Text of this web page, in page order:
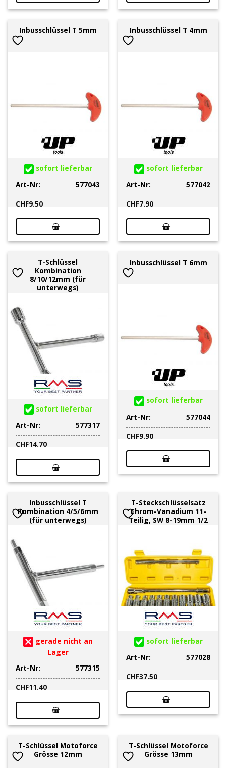
Inbusschlüssel T 5mm
sofort lieferbar
Art-Nr:
577043
CHF9.50
Inbusschlüssel T 4mm
sofort lieferbar
Art-Nr:
577042
CHF7.90
T-Schlüssel
Kombination
8/10/12mm (für
unterwegs)
sofort lieferbar
Art-Nr:
577317
CHF14.70
Inbusschlüssel T 6mm
sofort lieferbar
Art-Nr:
577044
CHF9.90
Inbusschlüssel T
Kombination 4/5/6mm
(für unterwegs)
gerade nicht an
Lager
Art-Nr:
577315
CHF11.40
T-Steckschlüsselsatz
Chrom-Vanadium 11-
Teilig, SW 8-19mm 1/2
sofort lieferbar
Art-Nr:
577028
CHF37.50
T-Schlüssel Motoforce
Grösse 12mm
T-Schlüssel Motoforce
Grösse 13mm